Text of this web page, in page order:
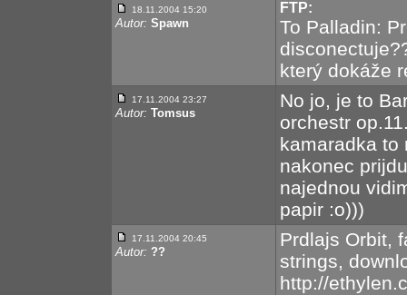
18.11.2004 15:20
Autor: Spawn
FTP:
To Palladin:
který dokáže
17.11.2004 23:27
Autor: Tomsus
No jo, je to
orchestr
kamaradka to
nakonec
najednou
papir :o)))
17.11.2004 20:45
Autor: ??
Prdlajs Orbit,
strings,
http://